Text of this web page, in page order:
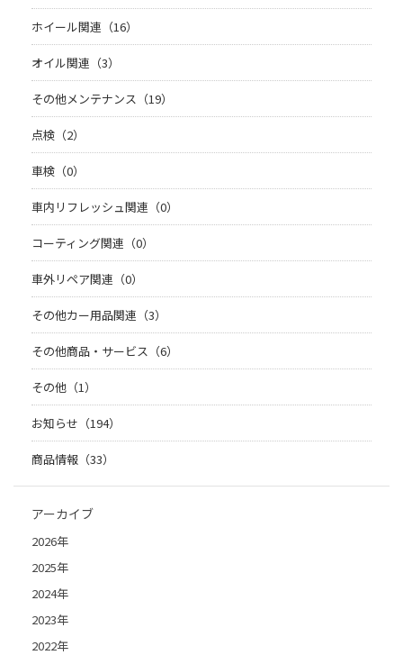
ホイール関連（16）
オイル関連（3）
その他メンテナンス（19）
点検（2）
車検（0）
車内リフレッシュ関連（0）
コーティング関連（0）
車外リペア関連（0）
その他カー用品関連（3）
その他商品・サービス（6）
その他（1）
お知らせ（194）
商品情報（33）
アーカイブ
2026年
2025年
2024年
2023年
2022年